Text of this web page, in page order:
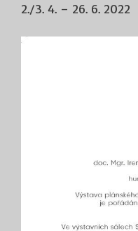
2./3. 4. – 26. 6. 2022